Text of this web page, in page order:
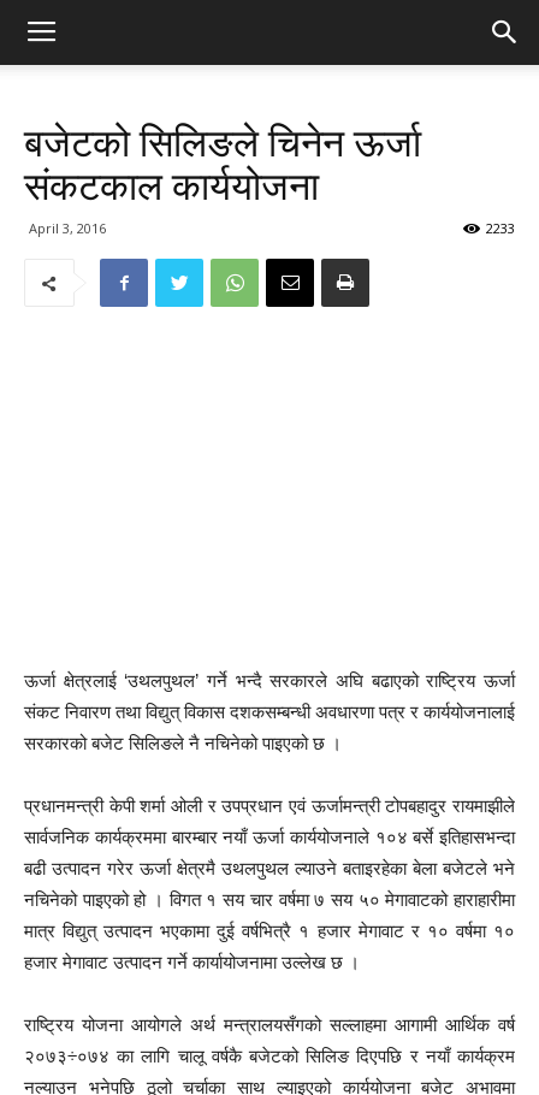
बजेटको सिलिङले चिनेन ऊर्जा
संकटकाल कार्ययोजना
April 3, 2016 2233
ऊर्जा क्षेत्रलाई ‘उथलपुथल’ गर्ने भन्दै सरकारले अघि बढाएको राष्ट्रिय ऊर्जा
संकट निवारण तथा विद्युत् विकास दशकसम्बन्धी अवधारणा पत्र र कार्ययोजनालाई
सरकारको बजेट सिलिङले नै नचिनेको पाइएको छ ।
प्रधानमन्त्री केपी शर्मा ओली र उपप्रधान एवं ऊर्जामन्त्री टोपबहादुर रायमाझीले
सार्वजनिक कार्यक्रममा बारम्बार नयाँ ऊर्जा कार्ययोजनाले १०४ बर्से इतिहासभन्दा
बढी उत्पादन गरेर ऊर्जा क्षेत्रमै उथलपुथल ल्याउने बताइरहेका बेला बजेटले भने
नचिनेको पाइएको हो । विगत १ सय चार वर्षमा ७ सय ५० मेगावाटको हाराहारीमा
मात्र विद्युत् उत्पादन भएकामा दुई वर्षभित्रै १ हजार मेगावाट र १० वर्षमा १०
हजार मेगावाट उत्पादन गर्ने कार्यायोजनामा उल्लेख छ ।
राष्ट्रिय योजना आयोगले अर्थ मन्त्रालयसँगको सल्लाहमा आगामी आर्थिक वर्ष
२०७३÷०७४ का लागि चालू वर्षकै बजेटको सिलिङ दिएपछि र नयाँ कार्यक्रम
नल्याउन भनेपछि ठूलो चर्चाका साथ ल्याइएको कार्ययोजना बजेट अभावमा